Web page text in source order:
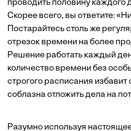
проводить половину каждого
Скорее всего, вы ответите:
Постарайтесь столь же
отрезок времени на более
Решение работать каждый
количество времени без
строгого расписания избавит
соблазна отложить дела на
Разумно используя